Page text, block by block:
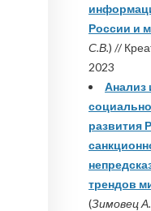
России и
С.В.) //
2023
Анализ
развития
трендов
(Зимовец